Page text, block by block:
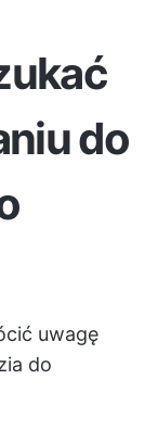
do
uwagę
do